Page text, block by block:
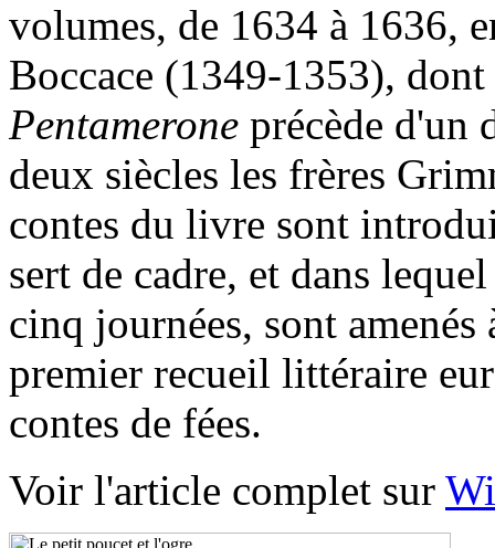
volumes, de 1634 à 1636,
Boccace (1349-1353),
Pentamerone précède d'un
deux siècles les frères
contes du livre sont
sert de cadre, et dans
cinq journées, sont
premier recueil littéraire
contes de fées.
Voir l'article complet sur